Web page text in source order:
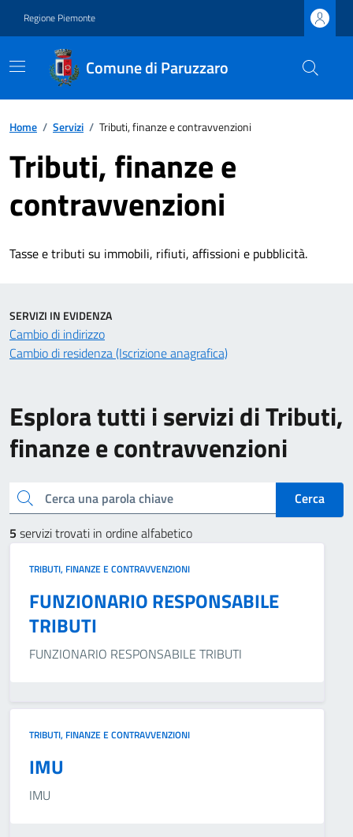
Regione Piemonte
Comune di Paruzzaro
Home / Servizi / Tributi, finanze e contravvenzioni
Tributi, finanze e
contravvenzioni
Tasse e tributi su immobili, rifiuti, affissioni e pubblicità.
Esplora tutti i servizi di Tributi,
finanze e contravvenzioni
Cerca una parola chiave
Cerca
5 servizi trovati in ordine alfabetico
TRIBUTI, FINANZE E CONTRAVVENZIONI
FUNZIONARIO RESPONSABILE
TRIBUTI
FUNZIONARIO RESPONSABILE TRIBUTI
TRIBUTI, FINANZE E CONTRAVVENZIONI
IMU
IMU
SERVIZI IN EVIDENZA
Cambio di indirizzo
Cambio di residenza (Iscrizione anagrafica)